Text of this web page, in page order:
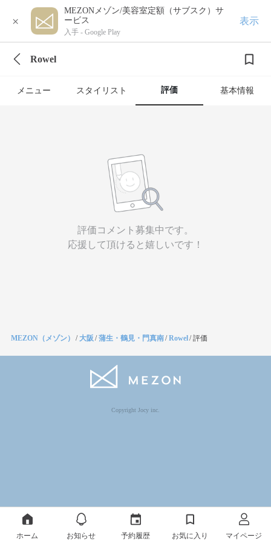
×
MEZONメゾン/美容室定額（サブスク）サ
ービス
入手 - Google Play
表示
Rowel
メニュー スタイリスト 評価 基本情報
評価コメント募集中です。
応援して頂けると嬉しいです！
MEZON（メゾン） /大阪 /蒲生・鶴見・門真南/Rowel/評価
Copyright Jocy inc.
ホーム お知らせ 予約履歴 お気に入り マイページ